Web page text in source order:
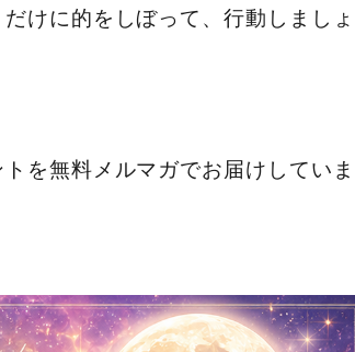
けに的をしぼって、行動しましょ
を無料メルマガでお届けしていま